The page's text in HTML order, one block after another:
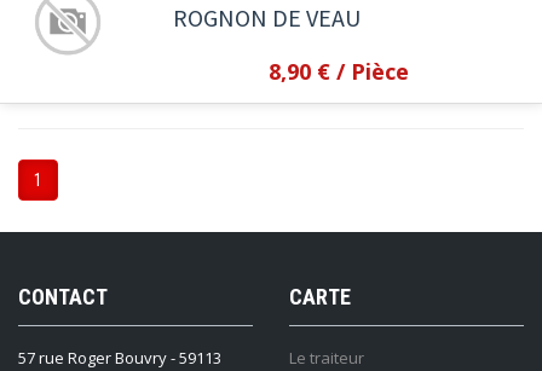
ROGNON DE VEAU
8,90 € / Pièce
1
CONTACT
57 rue Roger Bouvry - 59113
CARTE
Le traiteur